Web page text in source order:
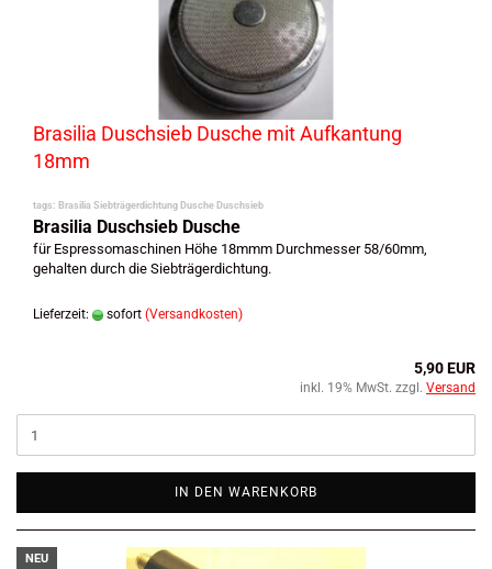
Brasilia Duschsieb Dusche mit Aufkantung
18mm
tags: Brasilia Siebträgerdichtung Dusche Duschsieb
Brasilia Duschsieb Dusche
für Espressomaschinen Höhe 18mmm Durchmesser 58/60mm,
gehalten durch die Siebträgerdichtung.
Lieferzeit: sofort (Versandkosten)
5,90 EUR
inkl. 19% MwSt. zzgl. Versand
IN DEN WARENKORB
NEU